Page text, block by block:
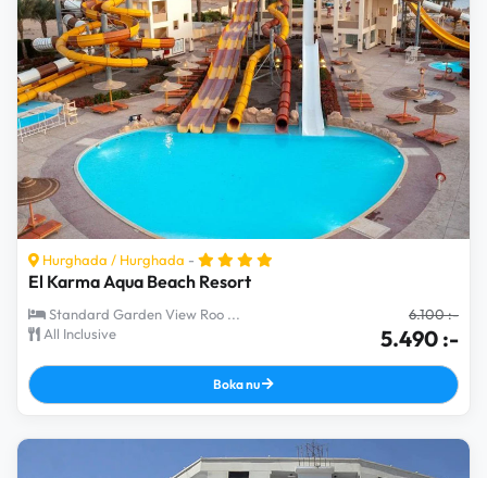
behandlar dina personuppgifter i enlighet med
vår integritetspolicy. Du kan när som helst
avsluta din prenumeration.
Hurghada / Hurghada -
El Karma Aqua Beach Resort
Standard Garden View Roo ...
All Inclusive
6.100 :-
5.490 :-
Boka nu